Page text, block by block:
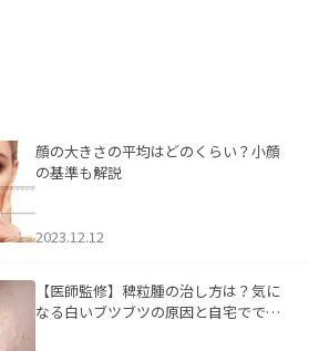
顔の大きさの平均はどのくらい？小顔
の基準も解説
2023.12.12
【医師監修】稗粒腫の治し方は？気に
なる白いブツブツの原因と自宅ででき